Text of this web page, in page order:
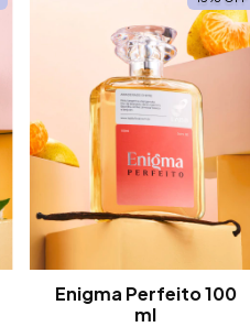
Enigma Perfeito 100
ml